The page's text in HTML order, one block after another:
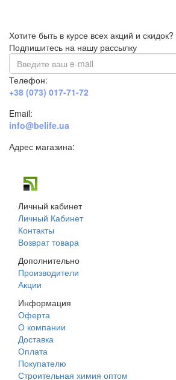
Хотите быть в курсе всех акций и скидок?
Подпишитесь на нашу рассылку
Телефон:
+38 (073) 017-71-72
Email:
info@belife.ua
Адрес магазина:
Личный кабинет
Личный Кабинет
Контакты
Возврат товара
Дополнительно
Производители
Акции
Информация
Оферта
О компании
Доставка
Оплата
Покупателю
Строительная химия оптом